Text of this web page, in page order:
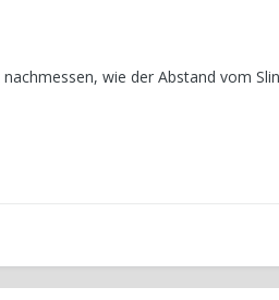
wie der Abstand vom